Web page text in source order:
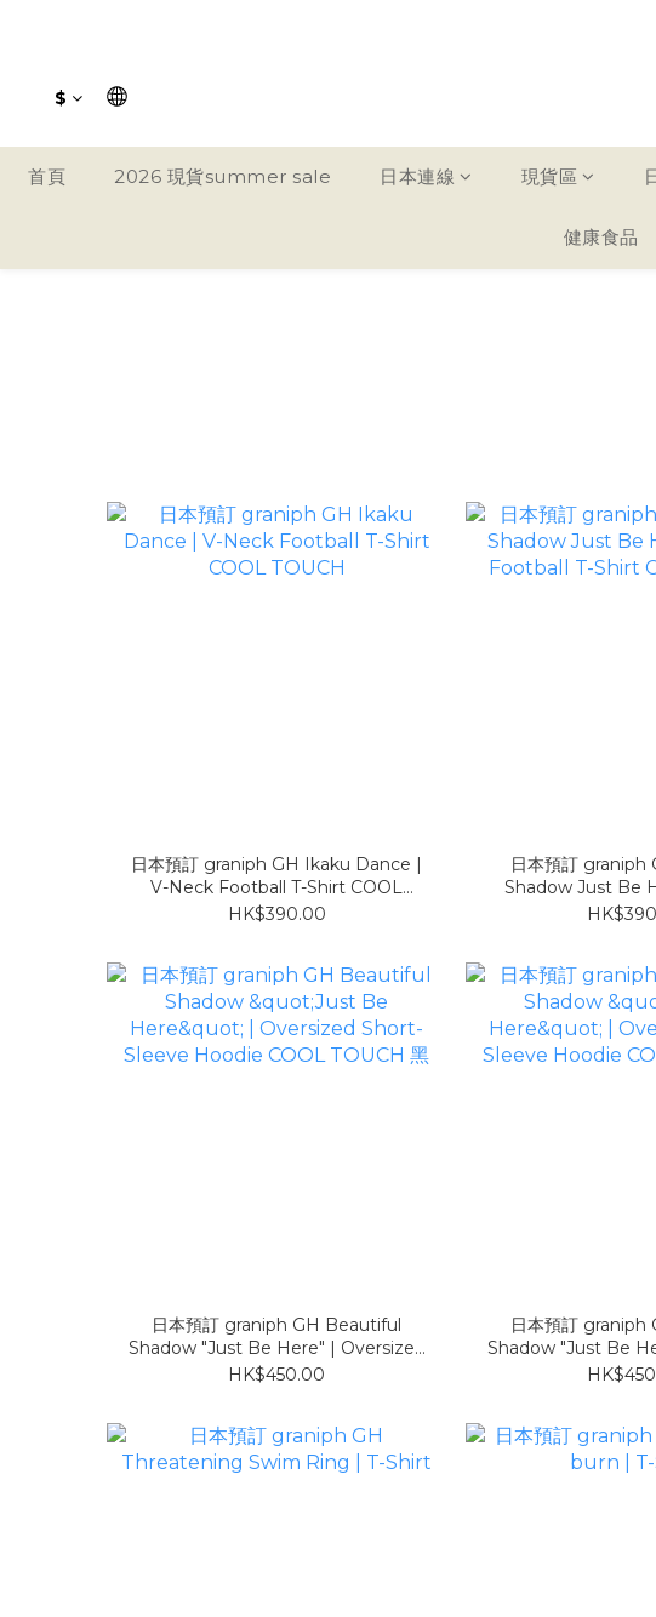
$
首頁 2026 現貨summer sale 日本連線 現貨區
健康食品
日本預訂 graniph GH Ikaku Dance |
V-Neck Football T-Shirt COOL
TOUCH
HK$390.00
日本預訂
Shadow Just Be
Football T-Shirt
日本預訂 graniph GH Beautiful
Shadow "Just Be Here" | Oversized
Short-Sleeve Hoodie COOL TOUCH
HK$450.00
日本預訂
Shadow "Just Be
Short-Sleeve